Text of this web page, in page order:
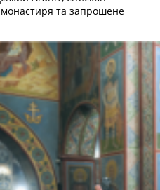
монастиря та запрошене